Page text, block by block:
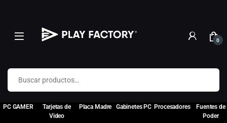
0
Buscar por:
PC GAMER
Tarjetas de
Video
Placa Madre Gabinetes PC Procesadores
Fuentes de
Poder